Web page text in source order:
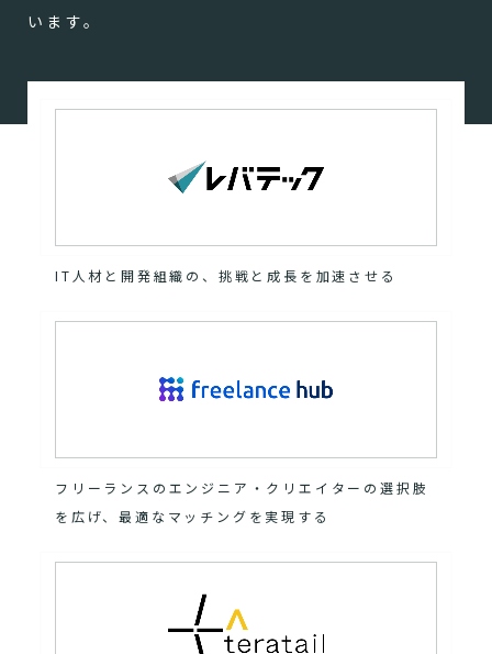
います。
IT人材と開発組織の、挑戦と成長を加速させる
フリーランスのエンジニア・クリエイターの選択肢
を広げ、最適なマッチングを実現する